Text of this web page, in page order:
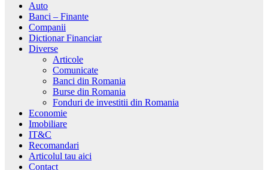
Auto
Banci – Finante
Companii
Dictionar Financiar
Diverse
Articole
Comunicate
Banci din Romania
Burse din Romania
Fonduri de investitii din Romania
Economie
Imobiliare
IT&C
Recomandari
Articolul tau aici
Contact